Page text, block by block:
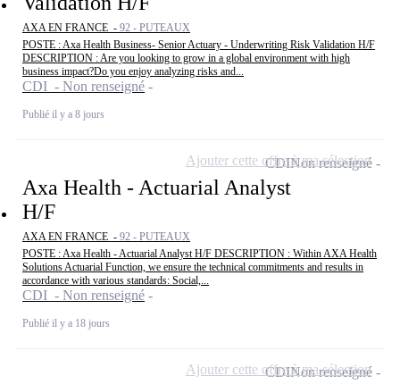
AXA EN FRANCE - 92 - PUTEAUX
POSTE : Axa Health Business- Senior Actuary - Underwriting Risk Validation H/F
DESCRIPTION : Are you looking to grow in a global environment with high
business impact?Do you enjoy analyzing risks and...
CDI - Non renseigné
Publié il y a 8 jours
Axa Health - Actuarial Analyst
H/F
AXA EN FRANCE - 92 - PUTEAUX
POSTE : Axa Health - Actuarial Analyst H/F DESCRIPTION : Within AXA Health
Solutions Actuarial Function, we ensure the technical commitments and results in
accordance with various standards: Social,...
CDI - Non renseigné
Publié il y a 18 jours
CDINon renseigné
Ajouter cette offre à ma sélection
CDINon renseigné
Ajouter cette offre à ma sélection